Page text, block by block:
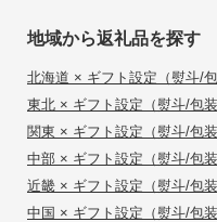
地域から返礼品を探す
北海道 × ギフト設定（熨斗/
東北 × ギフト設定（熨斗/包
関東 × ギフト設定（熨斗/包
中部 × ギフト設定（熨斗/包
近畿 × ギフト設定（熨斗/包
中国 × ギフト設定（熨斗/包